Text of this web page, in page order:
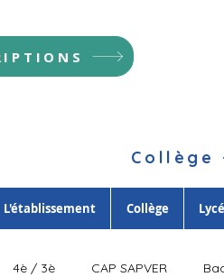
Collège
L'établissement Collège
4è / 3è CAP SAPVER